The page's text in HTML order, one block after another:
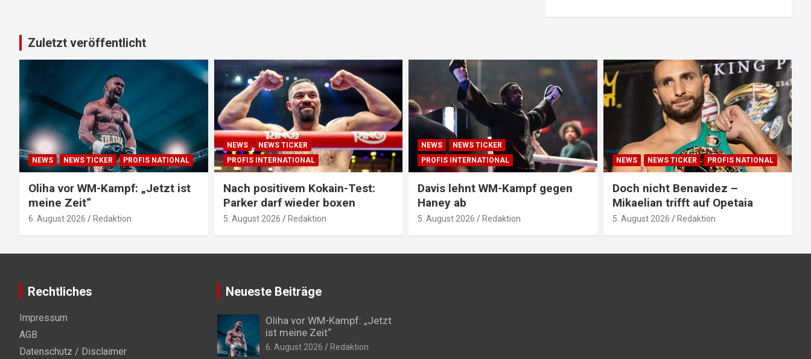
Zuletzt veröffentlicht
NEWS NEWS TICKER PROFIS NATIONAL
Oliha vor WM-Kampf: „Jetzt ist
meine Zeit“
6. August 2026 Redaktion
NEWS
NEWS TICKER
PROFIS INTERNATIONAL
Nach positivem Kokain-Test:
Parker darf wieder boxen
5. August 2026 Redaktion
NEWS
NEWS TICKER
PROFIS INTERNATIONAL
Davis lehnt WM-Kampf gegen
Haney ab
5. August 2026 Redaktion
NEWS NEWS TICKER PROFIS NATIONAL
Doch nicht Benavidez –
Mikaelian trifft auf Opetaia
5. August 2026 Redaktion
Rechtliches
Impressum
AGB
Datenschutz / Disclaimer
Neueste Beiträge
Oliha vor WM-Kampf: „Jetzt
ist meine Zeit“
6. August 2026 Redaktion